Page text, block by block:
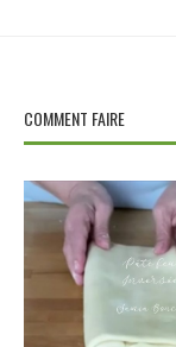
COMMENT FAIRE